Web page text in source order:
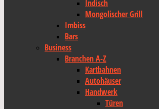
Indisch
Mongolischer Grill
Imbiss
Bars
Business
Branchen A-Z
Kartbahnen
Autohäuser
Handwerk
Türen